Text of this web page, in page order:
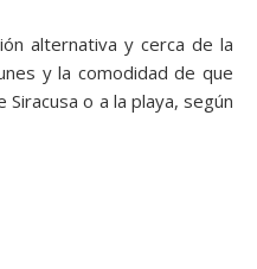
alternativa y cerca de la
y la comodidad de que
o a la playa, según